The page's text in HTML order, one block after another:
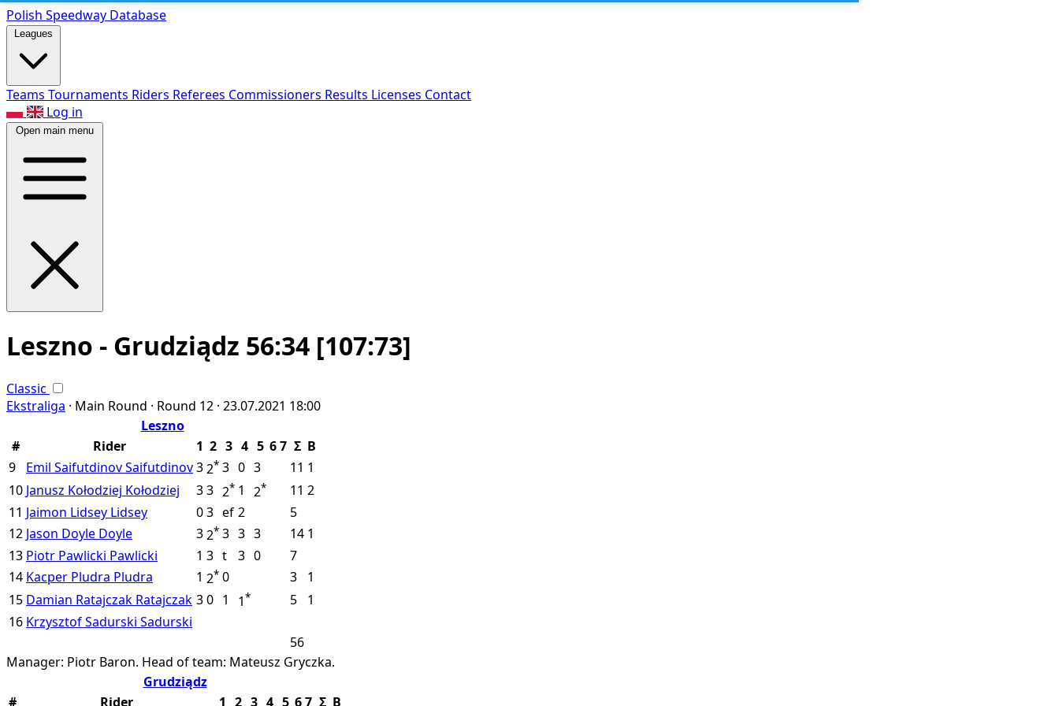
Polish Speedway Database
Leagues
Teams Tournaments Riders Referees Commissioners Results Licenses Contact
Log in
Open main menu
Leszno - Grudziądz 56:34 [107:73]
Classic
Ekstraliga · Main Round · Round 12 · 23.07.2021 18:00
Leszno
#
Rider 1 2 3 4 5 67 Σ B
9
Emil SaifutdinovSaifutdinov32* 3 0 3 11 1
10 Janusz Kołodziej Kołodziej 33 2* 1 2* 11 2
11 Jaimon Lidsey Lidsey 03 ef 2
5
12 Jason Doyle Doyle 32* 3 3 3 14 1
13 Piotr Pawlicki Pawlicki 1 3 t 3 0
7
14 Kacper Pludra Pludra 1 2* 0 3
1
15 Damian Ratajczak Ratajczak 30 1 1* 5
1
16 Krzysztof Sadurski Sadurski
56
Manager: Piotr Baron. Head of team: Mateusz Gryczka.
Grudziądz
#
Rider 1 2 3 4 5 67 Σ B